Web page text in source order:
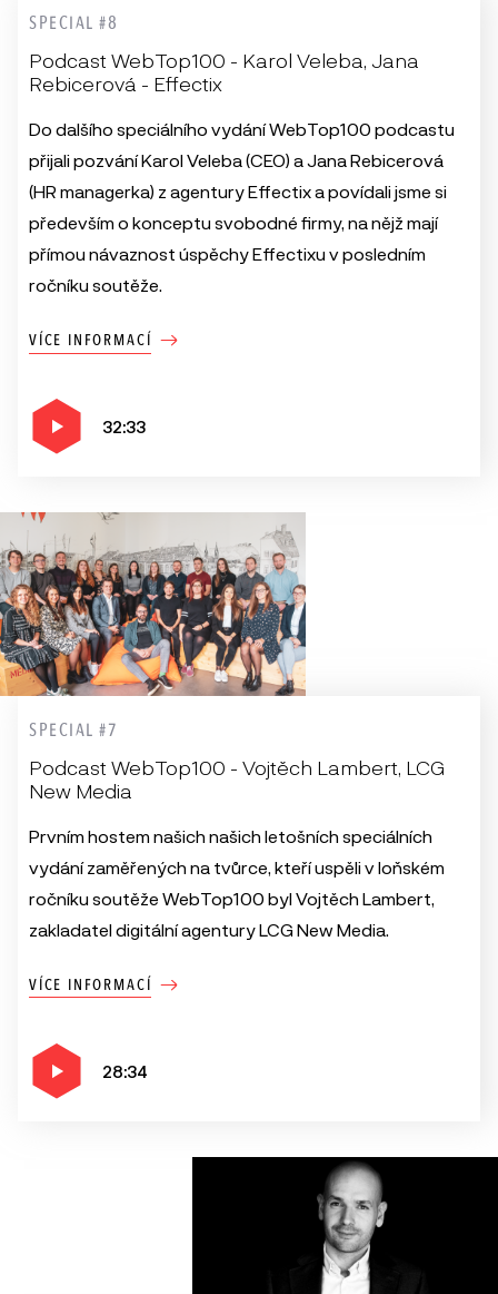
SPECIAL #8
Podcast WebTop100 - Karol Veleba, Jana
Rebicerová - Effectix
Do dalšího speciálního vydání WebTop100 podcastu
přijali pozvání Karol Veleba (CEO) a Jana Rebicerová
(HR managerka) z agentury Effectix a povídali jsme si
především o konceptu svobodné firmy, na nějž mají
přímou návaznost úspěchy Effectixu v posledním
ročníku soutěže.
VÍCE INFORMACÍ
32:33
SPECIAL #7
Podcast WebTop100 - Vojtěch Lambert, LCG
New Media
Prvním hostem našich našich letošních speciálních
vydání zaměřených na tvůrce, kteří uspěli v loňském
ročníku soutěže WebTop100 byl Vojtěch Lambert,
zakladatel digitální agentury LCG New Media.
VÍCE INFORMACÍ
28:34